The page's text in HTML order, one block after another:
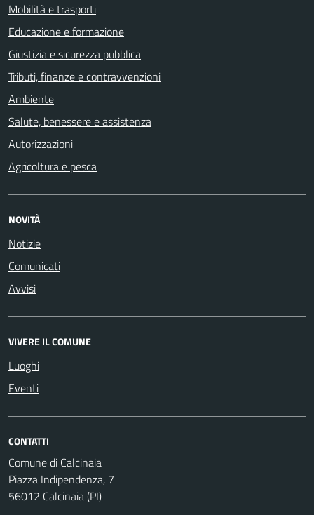
Mobilità e trasporti
Educazione e formazione
Giustizia e sicurezza pubblica
Tributi, finanze e contravvenzioni
Ambiente
Salute, benessere e assistenza
Autorizzazioni
Agricoltura e pesca
NOVITÀ
Notizie
Comunicati
Avvisi
VIVERE IL COMUNE
Luoghi
Eventi
CONTATTI
Comune di Calcinaia
Piazza Indipendenza, 7
56012 Calcinaia (PI)